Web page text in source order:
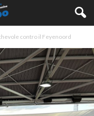
contro il Feyenoord